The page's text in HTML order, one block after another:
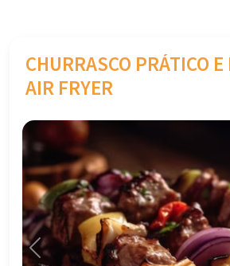
CHURRASCO PRÁTICO
AIR FRYER
Previous